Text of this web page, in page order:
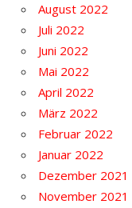
August 2022
Juli 2022
Juni 2022
Mai 2022
April 2022
März 2022
Februar 2022
Januar 2022
Dezember 2021
November 2021